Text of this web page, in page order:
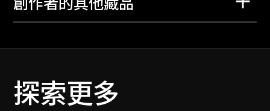
創作者的其他藏品
探索更多